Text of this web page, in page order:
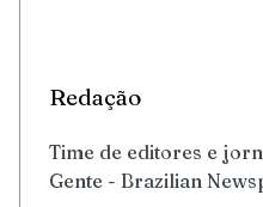
Redação
Time de editores e
Gente - Brazilian